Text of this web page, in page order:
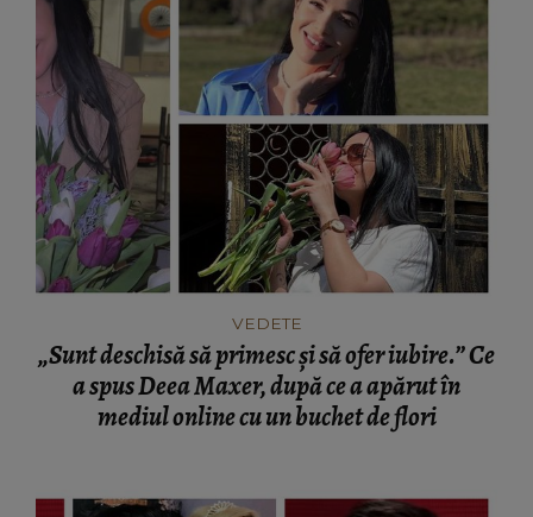
VEDETE
„Sunt deschisă să primesc și să ofer iubire.” Ce
a spus Deea Maxer, după ce a apărut în
mediul online cu un buchet de flori